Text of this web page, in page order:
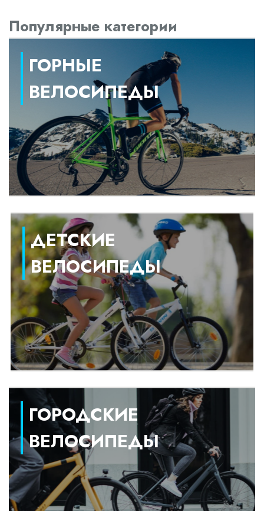
Популярные категории
ГОРНЫЕ
ВЕЛОСИПЕДЫ
ДЕТСКИЕ
ВЕЛОСИПЕДЫ
ГОРОДСКИЕ
ВЕЛОСИПЕДЫ